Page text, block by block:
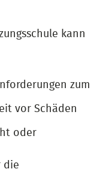
kann
zum
vor Schäden
oder
die